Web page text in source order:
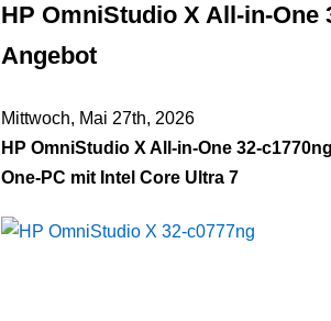
HP OmniStudio X All-in-One
Angebot
Mittwoch, Mai 27th, 2026
HP OmniStudio X All-in-One 32-
One-PC mit Intel Core Ultra 7